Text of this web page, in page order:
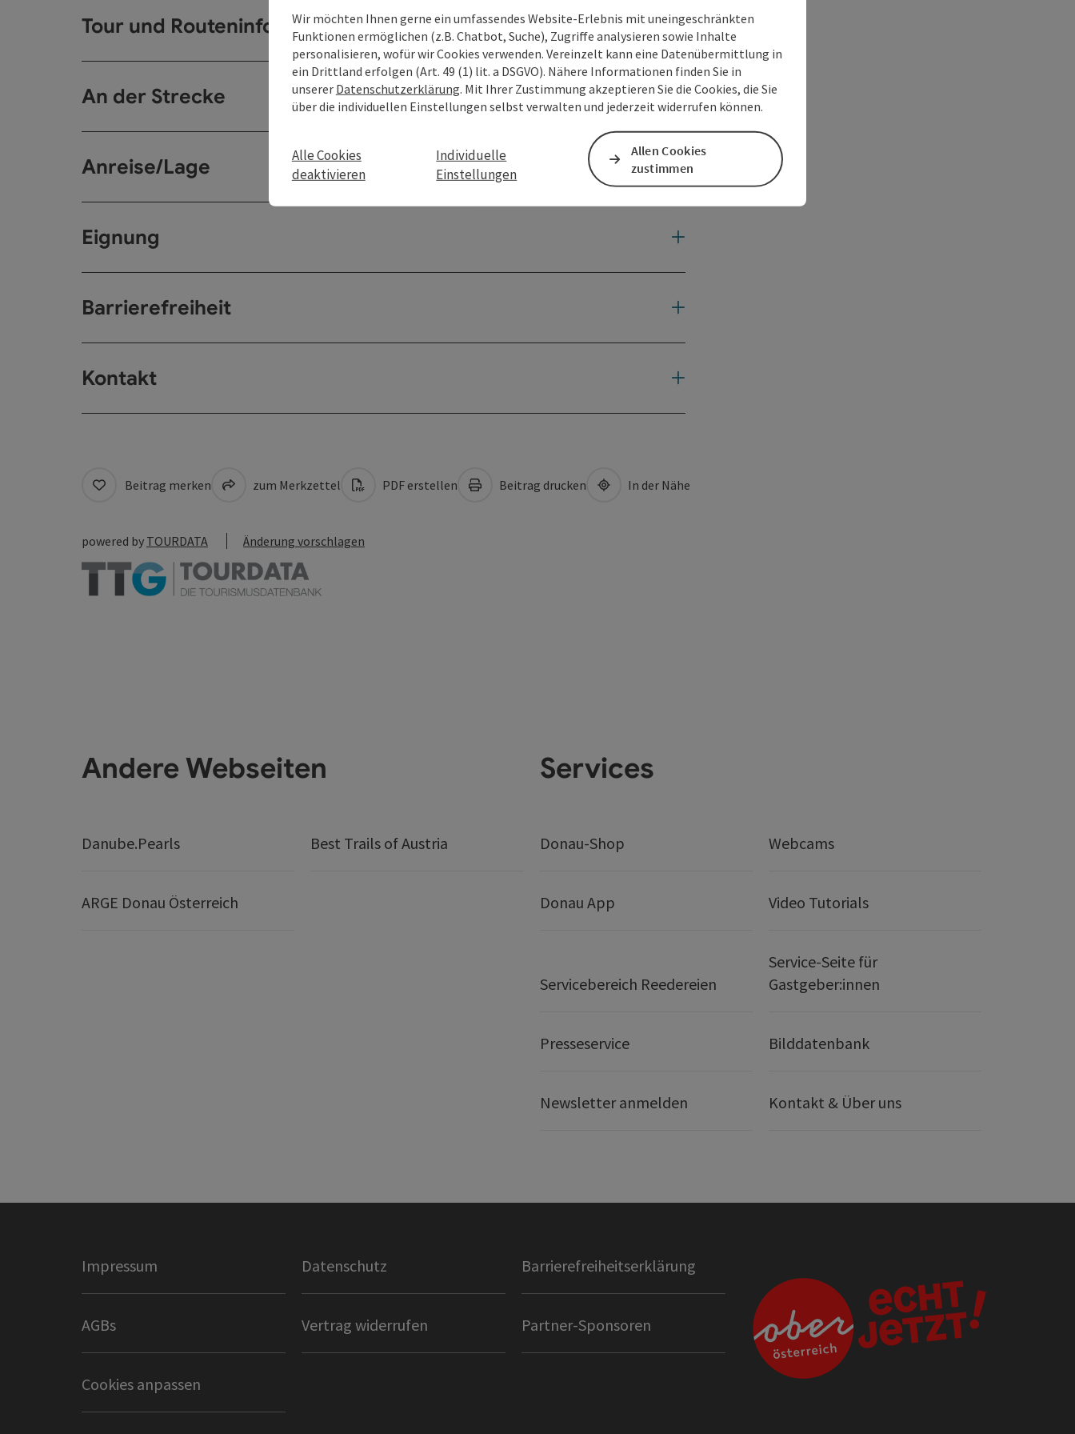
Tour und Routeninformationen
An der Strecke
Anreise/Lage
Eignung
Barrierefreiheit
Kontakt
Beitrag merken zum Merkzettel PDF erstellen Beitrag drucken In der Nähe
powered by TOURDATA Änderung vorschlagen
Andere Webseiten
Danube.Pearls Best Trails of Austria
ARGE Donau Österreich
Services
Donau-Shop Webcams
Donau App Video Tutorials
Servicebereich Reedereien
Service-Seite für
Gastgeber:innen
Presseservice Bilddatenbank
Newsletter anmelden Kontakt & Über uns
Impressum Datenschutz Barrierefreiheitserklärung
AGBs Vertrag widerrufen Partner-Sponsoren
Cookies anpassen
Wir möchten Ihnen gerne ein umfassendes Website-Erlebnis mit uneingeschränkten
Funktionen ermöglichen (z.B. Chatbot, Suche), Zugriffe analysieren sowie Inhalte
personalisieren, wofür wir Cookies verwenden. Vereinzelt kann eine Datenübermittlung in
ein Drittland erfolgen (Art. 49 (1) lit. a DSGVO). Nähere Informationen finden Sie in
unserer Datenschutzerklärung. Mit Ihrer Zustimmung akzeptieren Sie die Cookies, die Sie
über die individuellen Einstellungen selbst verwalten und jederzeit widerrufen können.
Alle Cookies
deaktivieren
Individuelle
Einstellungen
Allen Cookies
zustimmen